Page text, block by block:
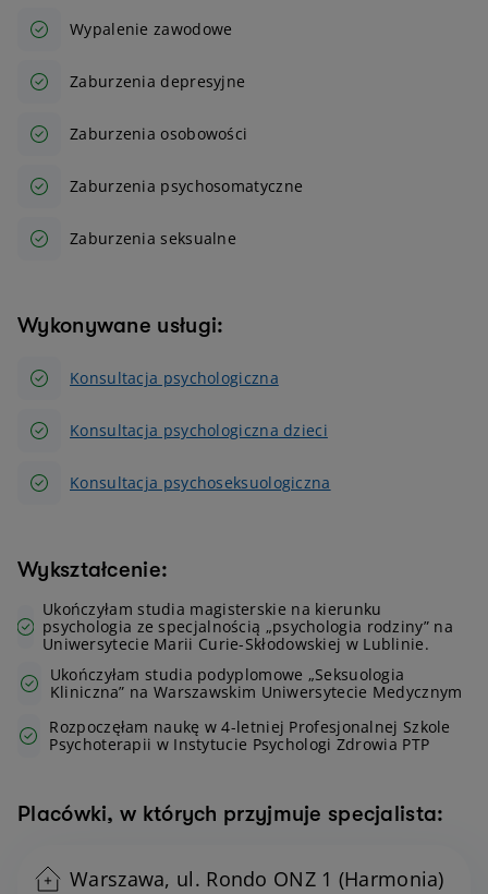
Wypalenie zawodowe
Zaburzenia depresyjne
Zaburzenia osobowości
Zaburzenia psychosomatyczne
Zaburzenia seksualne
Wykonywane usługi:
Konsultacja psychologiczna
Konsultacja psychologiczna dzieci
Konsultacja psychoseksuologiczna
Wykształcenie:
Ukończyłam studia magisterskie na kierunku
psychologia ze specjalnością „psychologia rodziny” na
Uniwersytecie Marii Curie-Skłodowskiej w Lublinie.
Ukończyłam studia podyplomowe „Seksuologia
Kliniczna” na Warszawskim Uniwersytecie Medycznym
Rozpoczęłam naukę w 4-letniej Profesjonalnej Szkole
Psychoterapii w Instytucie Psychologi Zdrowia PTP
Placówki, w których przyjmuje specjalista:
Warszawa, ul. Rondo ONZ 1 (Harmonia)